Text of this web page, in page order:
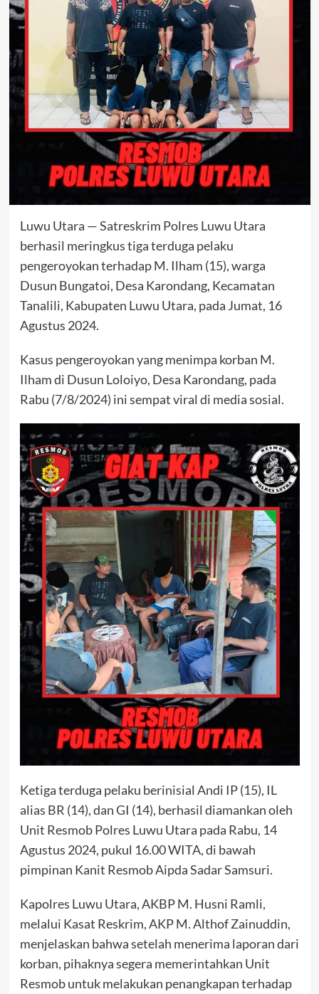
Luwu Utara — Satreskrim Polres Luwu Utara
berhasil meringkus tiga terduga pelaku
pengeroyokan terhadap M. Ilham (15), warga
Dusun Bungatoi, Desa Karondang, Kecamatan
Tanalili, Kabupaten Luwu Utara, pada Jumat, 16
Agustus 2024.
Kasus pengeroyokan yang menimpa korban M.
Ilham di Dusun Loloiyo, Desa Karondang, pada
Rabu (7/8/2024) ini sempat viral di media sosial.
Ketiga terduga pelaku berinisial Andi IP (15), IL
alias BR (14), dan GI (14), berhasil diamankan oleh
Unit Resmob Polres Luwu Utara pada Rabu, 14
Agustus 2024, pukul 16.00 WITA, di bawah
pimpinan Kanit Resmob Aipda Sadar Samsuri.
Kapolres Luwu Utara, AKBP M. Husni Ramli,
melalui Kasat Reskrim, AKP M. Althof Zainuddin,
menjelaskan bahwa setelah menerima laporan dari
korban, pihaknya segera memerintahkan Unit
Resmob untuk melakukan penangkapan terhadap